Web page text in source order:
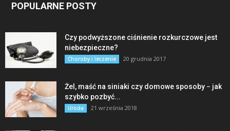
POPULARNE POSTY
Czy podwyższone ciśnienie rozkurczowe jest
niebezpieczne?
Choroby i leczenie 20 grudnia 2017
Żel, maść na siniaki czy domowe sposoby − jak
szybko pozbyć...
Uroda 21 września 2018